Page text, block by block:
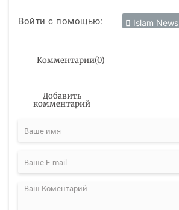
Войти с помощью: Islam News
Комментарии(0)
Добавить
комментарий